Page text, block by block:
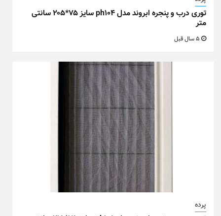
توری درب و پنجره ابروند مدل ph104 سایز ۷۵*۲۰۵ سانتی
متر
پرده